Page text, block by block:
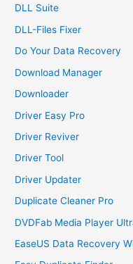
DLL Suite
DLL-Files Fixer
Do Your Data Recovery
Download Manager
Downloader
Driver Easy Pro
Driver Reviver
Driver Tool
Driver Updater
Duplicate Cleaner Pro
DVDFab Media Player
EaseUS Data Recovery